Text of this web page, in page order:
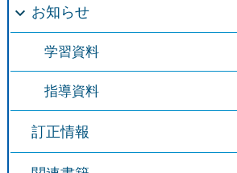
お知らせ
学習資料
指導資料
訂正情報